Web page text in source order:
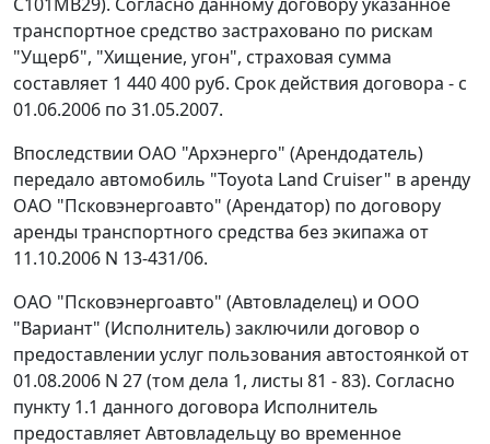
С101МВ29). Согласно данному договору указанное
транспортное средство застраховано по рискам
"Ущерб", "Хищение, угон", страховая сумма
составляет 1 440 400 руб. Срок действия договора - с
01.06.2006 по 31.05.2007.
Впоследствии ОАО "Архэнерго" (Арендодатель)
передало автомобиль "Toyota Land Cruiser" в аренду
ОАО "Псковэнергоавто" (Арендатор) по договору
аренды транспортного средства без экипажа от
11.10.2006 N 13-431/06.
ОАО "Псковэнергоавто" (Автовладелец) и ООО
"Вариант" (Исполнитель) заключили договор о
предоставлении услуг пользования автостоянкой от
01.08.2006 N 27 (том дела 1, листы 81 - 83). Согласно
пункту 1.1 данного договора Исполнитель
предоставляет Автовладельцу во временное